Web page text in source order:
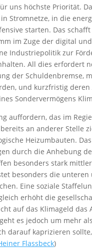
uns höchste Priorität.
Stromnetze, in die
starten. Das
im Zuge der digital
Industriepolitik zur
All dies erfordert
der Schuldenbremse,
und kurzfristig
Sondervermögens
auffordern, das im
an anderer Stelle
Heizumbauten.
durch die Anhebung
besonders stark
besonders die
Eine soziale
erhöht die
auf das Klimageld
es jedoch um mehr
darauf kaprizieren
Flassbeck)